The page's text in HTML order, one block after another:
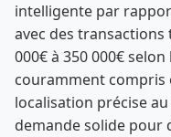
intelligente par
avec des
000€ à 350 000€
couramment compris
localisation précise
demande solide pour